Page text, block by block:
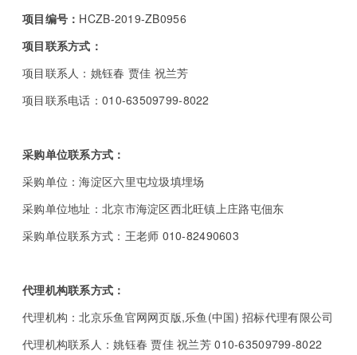
项目编号： HCZB-2019-ZB0956
项目联系方式：
项目联系人：姚钰春 贾佳 祝兰芳
项目联系电话：010-63509799-8022
采购单位联系方式：
采购单位：海淀区六里屯垃圾填埋场
采购单位地址：北京市海淀区西北旺镇上庄路屯佃东
采购单位联系方式：王老师 010-82490603
代理机构联系方式：
代理机构：北京乐鱼官网网页版,乐鱼(中国) 招标代理有限公司
代理机构联系人：姚钰春 贾佳 祝兰芳 010-63509799-8022